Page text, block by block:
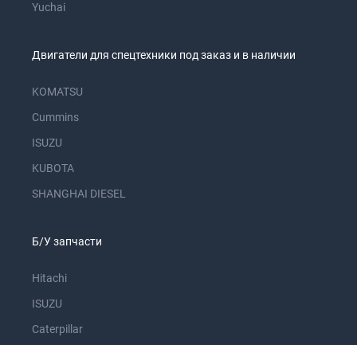
Yuchai
Двигатели для спецтехники под заказ и в наличии
KOMATSU
Cummins
ISUZU
KUBOTA
SHANGHAI DIESEL
Б/У запчасти
Hitachi
ISUZU
Caterpillar